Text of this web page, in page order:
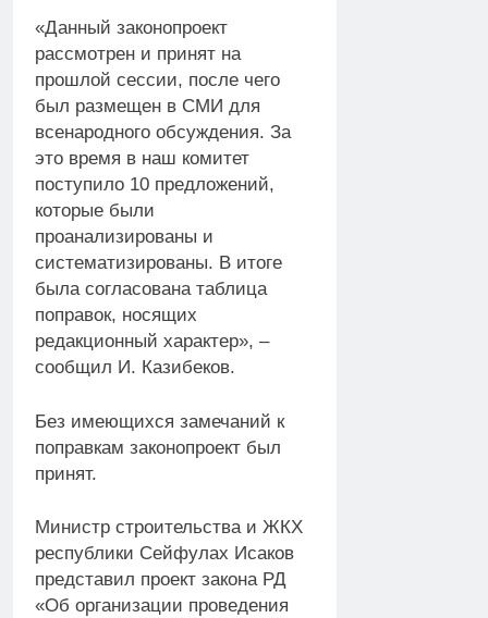
«Данный законопроект
рассмотрен и принят на
прошлой сессии, после чего
был размещен в СМИ для
всенародного обсуждения. За
это время в наш комитет
поступило 10 предложений,
которые были
проанализированы и
систематизированы. В итоге
была согласована таблица
поправок, носящих
редакционный характер», –
сообщил И. Казибеков.
Без имеющихся замечаний к
поправкам законопроект был
принят.
Министр строительства и ЖКХ
республики Сейфулах Исаков
представил проект закона РД
«Об организации проведения